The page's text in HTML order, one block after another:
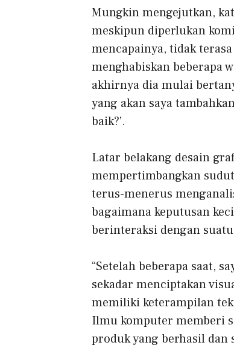
Mungkin mengejutkan,
meskipun diperlukan
mencapainya, tidak
menghabiskan beberapa
akhirnya dia mulai
yang akan saya
baik?’.
Latar belakang desain
mempertimbangkan
terus-menerus
bagaimana keputusan
berinteraksi dengan
“Setelah beberapa saat,
sekadar menciptakan
memiliki keterampilan
Ilmu komputer memberi
produk yang berhasil dan